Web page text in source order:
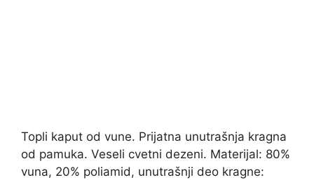
Topli kaput od vune. Prijatna unutrašnja kragna
od pamuka. Veseli cvetni dezeni. Materijal: 80%
vuna, 20% poliamid, unutrašnji deo kragne: